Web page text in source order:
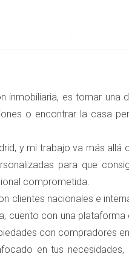
inversión a largo plazo,
promoviendo prácticas
de la capital,
revitalizó la zona
profesionales acceder
de VPP que han
inmobiliaria.
es tomar una
o encontrar la casa
y mi trabajo va más allá
para que
comprometida.
clientes nacionales e
cuento con una plataforma
con compradores
en tus